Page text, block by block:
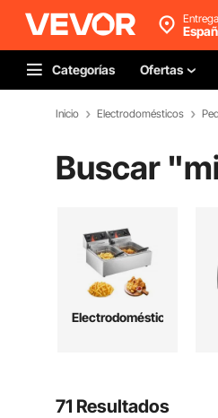
Categorías Ofertas
Inicio Electrodomésticos
Buscar "
Electrodomésticos
71 Resultados